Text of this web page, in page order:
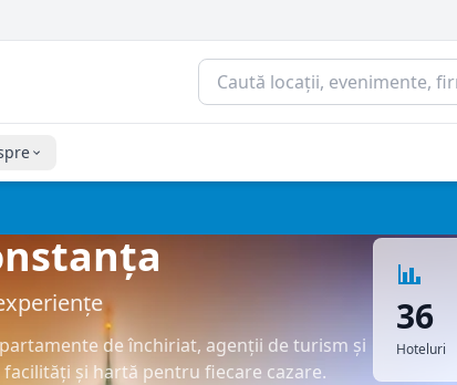
de închiriat, agenții de turism și
și hartă pentru fiecare cazare.
36
Hoteluri